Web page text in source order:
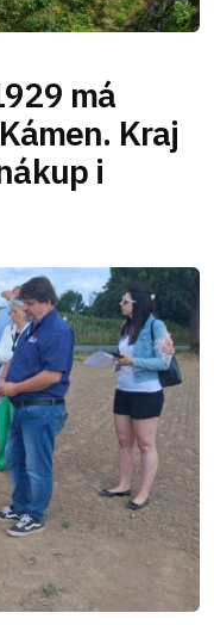
má
Kraj
i